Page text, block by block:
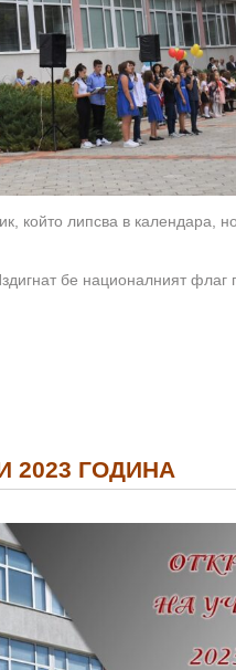
който липсва в календара,
бе националният флаг
2023 ГОДИНА